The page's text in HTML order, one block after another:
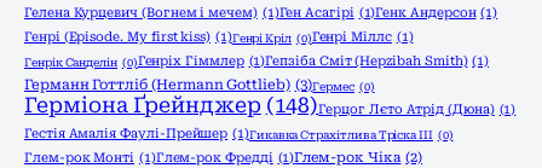
Гелена Курцевич (Вогнем і мечем) (1)Ген Асагірі (1)Генк Андерсон (1)
Генрі (Episode. My first kiss) (1)Генрі Кріл (0)Генрі Міллс (1)
Генрік Санделін (0)Генріх Гіммлер (1)Гепзіба Сміт (Hepzibah Smith) (1)
Германн Готтліб (Hermann Gottlieb) (3)Гермес (0)
Герміона Ґрейнджер (148)Герцог Лєто Атрід (Дюна) (1)
Гестія Амалія Фаулі-Прейшер (1)Гикавка Страхітлива Тріска ІІІ (0)
Глем-рок Монті (1)Глем-рок Фредді (1)Глем-рок Чіка (2)